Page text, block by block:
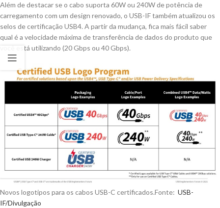
Além de destacar se o cabo suporta 60W ou 240W de potência de
carregamento com um design renovado, o USB-IF também atualizou os
selos de certificação USB4. A partir da mudança, fica mais fácil saber
qual é a velocidade máxima de transferência de dados do produto que
você está utilizando (20 Gbps ou 40 Gbps).
Novos logotipos para os cabos USB-C certificados.Fonte: USB-
IF/Divulgação